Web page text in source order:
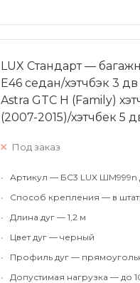
LUX Стандарт —
Е46 седан/хэтчбэк 3
Astra GTC H (Family)
(2007-2015)/хэтчбек 5
Под заказ
•
Артикул — БС3 LUX ШМ999n
•
Способ крепления — в
•
Длина дуг — 1,2 м
•
Цвет дуг — черный
•
Профиль дуг —
•
Допустимая нагрузка — до